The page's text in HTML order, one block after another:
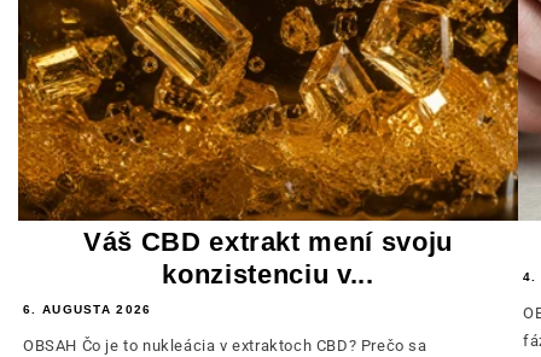
Váš CBD extrakt mení svoju
konzistenciu v...
6. AUGUSTA 2026
OBSAH Čo je to nukleácia v extraktoch CBD? Prečo sa
4.